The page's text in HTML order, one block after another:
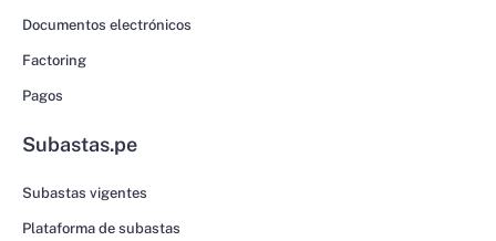
Documentos electrónicos
Factoring
Pagos
Subastas.pe
Subastas vigentes
Plataforma de subastas